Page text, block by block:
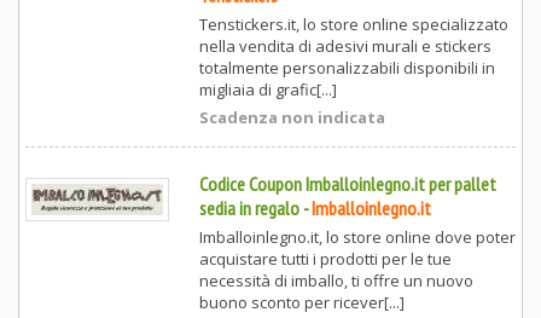
Tenstickers.it, lo store online specializzato
nella vendita di adesivi murali e stickers
totalmente personalizzabili disponibili in
migliaia di grafic[...]
Scadenza non indicata
Codice Coupon Imballoinlegno.it per pallet
sedia in regalo-Imballoinlegno.it
Imballoinlegno.it, lo store online dove poter
acquistare tutti i prodotti per le tue
necessità di imballo, ti offre un nuovo
buono sconto per ricever[...]